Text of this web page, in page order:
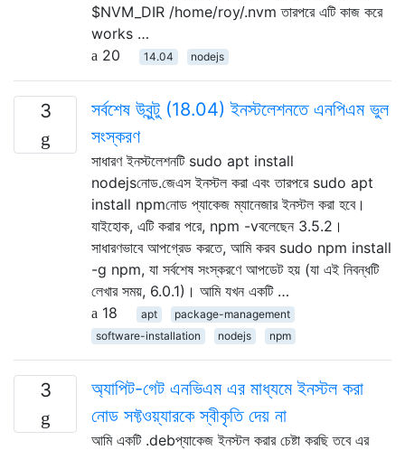
$NVM_DIR /home/roy/.nvm তারপরে এটি কাজ করে
works …
20
14.04 nodejs
3
সর্বশেষ উবুন্টু (18.04) ইনস্টলেশনতে এনপিএম ভুল
সংস্করণ
সাধারণ ইনস্টলেশনটি sudo apt install
nodejsনোড.জেএস ইনস্টল করা এবং তারপরে sudo apt
install npmনোড প্যাকেজ ম্যানেজার ইনস্টল করা হবে।
যাইহোক, এটি করার পরে, npm -vবলেছেন 3.5.2।
সাধারণভাবে আপগ্রেড করতে, আমি করব sudo npm install
-g npm, যা সর্বশেষ সংস্করণে আপডেট হয় (যা এই নিবন্ধটি
লেখার সময়, 6.0.1)। আমি যখন একটি …
18
apt
package-management
software-installation
nodejs npm
3
অ্যাপিট-গেট এনভিএম এর মাধ্যমে ইনস্টল করা
নোড সফ্টওয়্যারকে স্বীকৃতি দেয় না
আমি একটি .debপ্যাকেজ ইনস্টল করার চেষ্টা করছি তবে এর